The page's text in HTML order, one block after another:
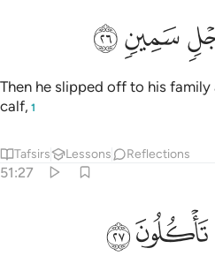
٢٦ﲿﳀ
Then he slipped off to his
calf, 1
Tafsirs Lessons Reflections
51:27
ﳅﳆ